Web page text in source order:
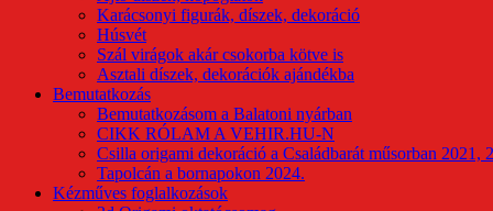
Karácsonyi figurák, díszek, dekoráció
Húsvét
Szál virágok akár csokorba kötve is
Asztali díszek, dekorációk ajándékba
Bemutatkozás
Bemutatkozásom a Balatoni nyárban
CIKK RÓLAM A VEHIR.HU-N
Csilla origami dekoráció a Családbarát műsorban 2021,
Tapolcán a bornapokon 2024.
Kézműves foglalkozások